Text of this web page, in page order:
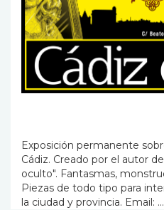
Exposición permanente
Cádiz. Creado por el autor
oculto". Fantasmas,
Piezas de todo tipo para
la ciudad y provincia. Email: ...